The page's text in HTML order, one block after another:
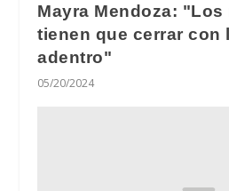
Mayra Mendoza: "Los
tienen que cerrar con
adentro"
05/20/2024